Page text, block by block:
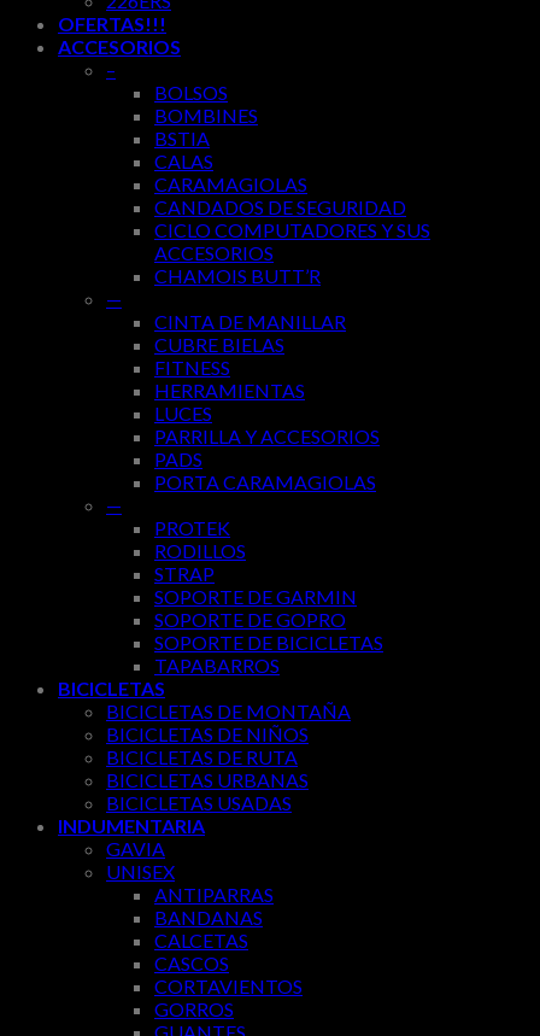
OFERTAS!!!
ACCESORIOS
–
BOLSOS
BOMBINES
BSTIA
CALAS
CARAMAGIOLAS
CANDADOS DE SEGURIDAD
CICLO COMPUTADORES Y SUS
ACCESORIOS
CHAMOIS BUTT’R
—
CINTA DE MANILLAR
CUBRE BIELAS
FITNESS
HERRAMIENTAS
LUCES
PARRILLA Y ACCESORIOS
PADS
PORTA CARAMAGIOLAS
—
PROTEK
RODILLOS
STRAP
SOPORTE DE GARMIN
SOPORTE DE GOPRO
SOPORTE DE BICICLETAS
TAPABARROS
BICICLETAS
BICICLETAS DE MONTAÑA
BICICLETAS DE NIÑOS
BICICLETAS DE RUTA
BICICLETAS URBANAS
BICICLETAS USADAS
INDUMENTARIA
GAVIA
UNISEX
ANTIPARRAS
BANDANAS
CALCETAS
CASCOS
CORTAVIENTOS
GORROS